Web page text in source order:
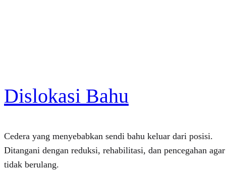
Dislokasi Bahu
Cedera yang menyebabkan sendi bahu keluar dari posisi.
Ditangani dengan reduksi, rehabilitasi, dan pencegahan agar
tidak berulang.